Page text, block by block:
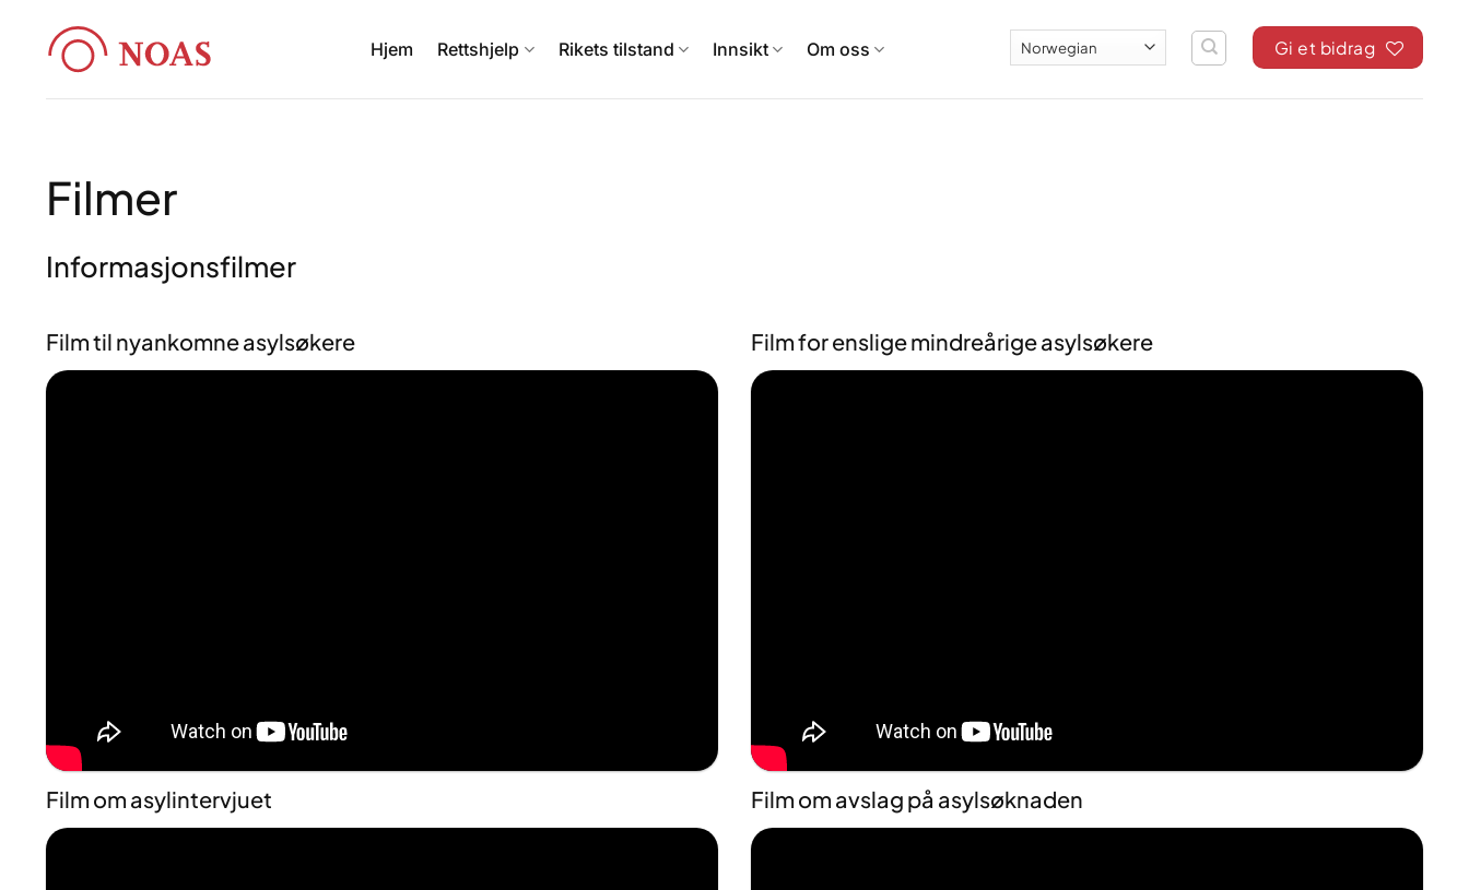
content
Hjem Rettshjelp Rikets tilstand Innsikt Om oss Gi et bidrag
Filmer
Informasjonsfilmer
Film til nyankomne asylsøkere Film for enslige mindreårige asylsøkere
Film om asylintervjuet Film om avslag på asylsøknaden